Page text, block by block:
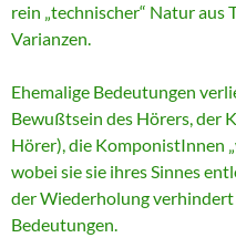
rein „technischer“ Natur aus
Varianzen.
Ehemalige Bedeutungen
Bewußtsein des Hörers, der
Hörer), die KomponistInnen
wobei sie sie ihres Sinnes
der Wiederholung
Bedeutungen.